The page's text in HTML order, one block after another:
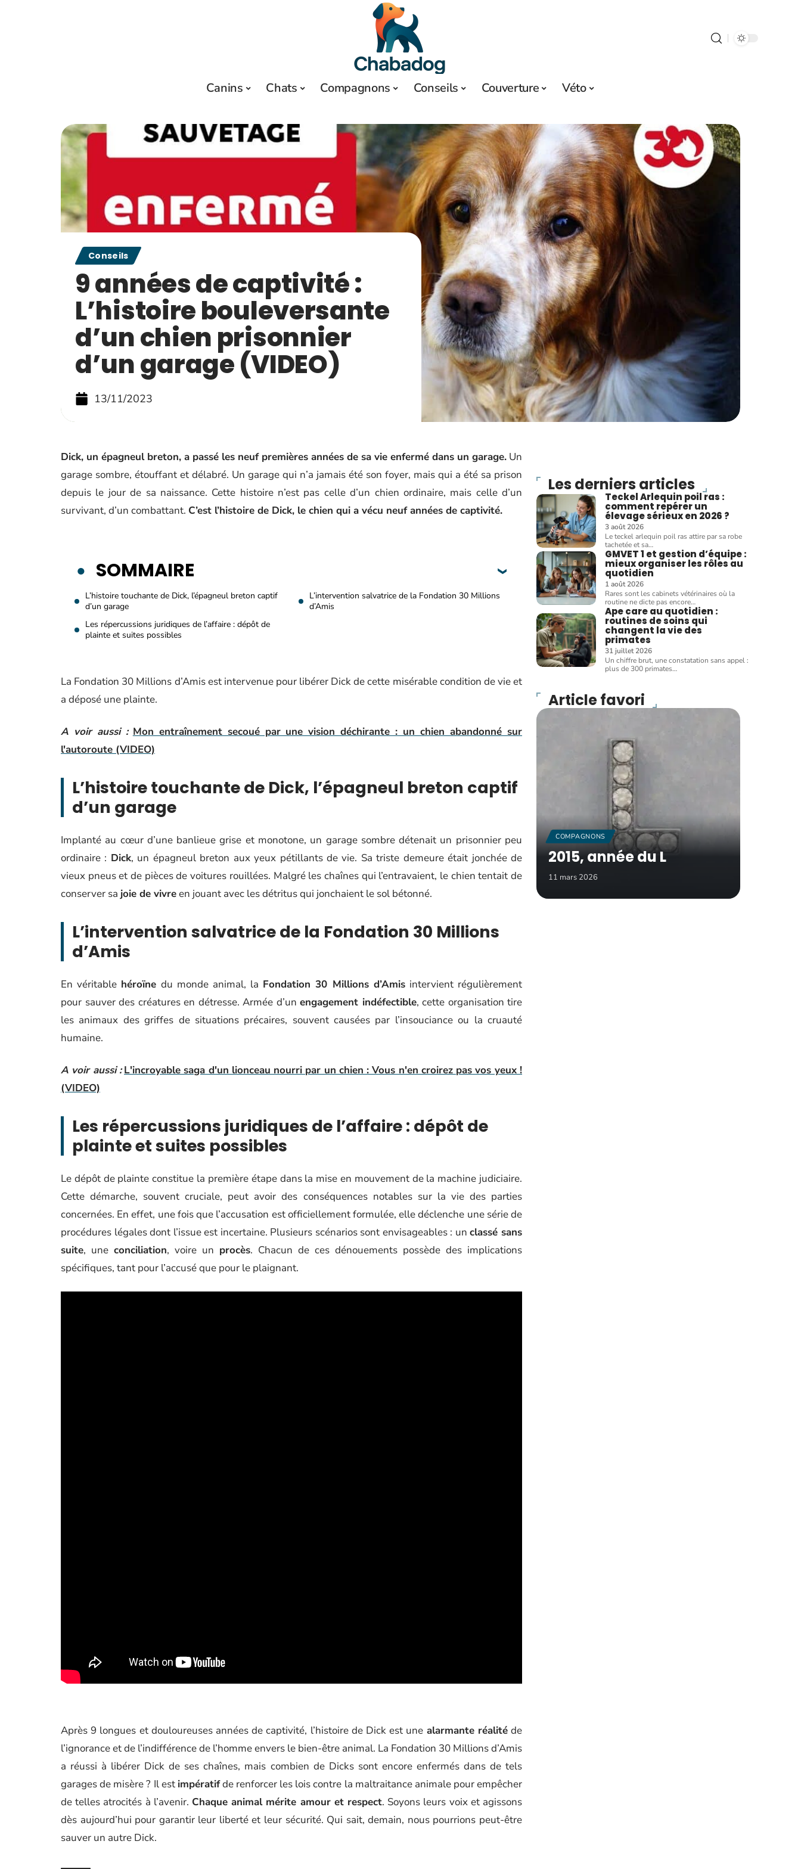
Canins Chats Compagnons Conseils Couverture Véto
Conseils
9 années de captivité :
L’histoire bouleversante
d’un chien prisonnier
d’un garage (VIDEO)
13/11/2023
Dick, un épagneul breton, a passé les neuf premières années de sa vie enfermé dans un garage. Un
garage sombre, étouffant et délabré. Un garage qui n’a jamais été son foyer, mais qui a été sa prison
depuis le jour de sa naissance. Cette histoire n’est pas celle d’un chien ordinaire, mais celle d’un
survivant, d’un combattant. C’est l’histoire de Dick, le chien qui a vécu neuf années de captivité.
SOMMAIRE
L’histoire touchante de Dick, l’épagneul breton captif
d’un garage
L’intervention salvatrice de la Fondation 30 Millions
d’Amis
Les répercussions juridiques de l’affaire : dépôt de
plainte et suites possibles
La Fondation 30 Millions d’Amis est intervenue pour libérer Dick de cette misérable condition de vie et
a déposé une plainte.
A voir aussi : Mon entraînement secoué par une vision déchirante : un chien abandonné sur
l'autoroute (VIDEO)
L’histoire touchante de Dick, l’épagneul breton captif
d’un garage
Implanté au cœur d’une banlieue grise et monotone, un garage sombre détenait un prisonnier peu
ordinaire : Dick, un épagneul breton aux yeux pétillants de vie. Sa triste demeure était jonchée de
vieux pneus et de pièces de voitures rouillées. Malgré les chaînes qui l’entravaient, le chien tentait de
conserver sa joie de vivreen jouant avec les détritus qui jonchaient le sol bétonné.
L’intervention salvatrice de la Fondation 30 Millions
d’Amis
En véritable héroïne du monde animal, la Fondation 30 Millions d’Amisintervient régulièrement
pour sauver des créatures en détresse. Armée d’un engagement indéfectible, cette organisation tire
les animaux des griffes de situations précaires, souvent causées par l’insouciance ou la cruauté
humaine.
A voir aussi : L'incroyable saga d'un lionceau nourri par un chien : Vous n'en croirez pas vos yeux !
(VIDEO)
Les répercussions juridiques de l’affaire : dépôt de
plainte et suites possibles
Le dépôt de plainte constitue la première étape dans la mise en mouvement de la machine judiciaire.
Cette démarche, souvent cruciale, peut avoir des conséquences notables sur la vie des parties
concernées. En effet, une fois que l’accusation est officiellement formulée, elle déclenche une série de
procédures légales dont l’issue est incertaine. Plusieurs scénarios sont envisageables : unclassé sans
suite, une conciliation, voire un procès. Chacun de ces dénouements possède des implications
spécifiques, tant pour l’accusé que pour le plaignant.
Après 9 longues et douloureuses années de captivité, l’histoire de Dick est une alarmante réalitéde
l’ignorance et de l’indifférence de l’homme envers le bien-être animal. La Fondation 30 Millions d’Amis
a réussi à libérer Dick de ses chaînes, mais combien de Dicks sont encore enfermés dans de tels
garages de misère ? Il est impératifde renforcer les lois contre la maltraitance animale pour empêcher
de telles atrocités à l’avenir. Chaque animal mérite amour et respect. Soyons leurs voix et agissons
dès aujourd’hui pour garantir leur liberté et leur sécurité. Qui sait, demain, nous pourrions peut-être
sauver un autre Dick.
Les derniers articles
Teckel Arlequin poil ras :
comment repérer un
élevage sérieux en 2026 ?
3 août 2026
Le teckel arlequin poil ras attire par sa robe
tachetée et sa…
GMVET 1 et gestion d’équipe :
mieux organiser les rôles au
quotidien
1 août 2026
Rares sont les cabinets vétérinaires où la
routine ne dicte pas encore…
Ape care au quotidien :
routines de soins qui
changent la vie des
primates
31 juillet 2026
Un chiffre brut, une constatation sans appel :
plus de 300 primates…
Article favori
COMPAGNONS
2015, année du L
11 mars 2026